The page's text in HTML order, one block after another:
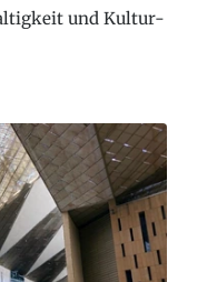
und Kultur-